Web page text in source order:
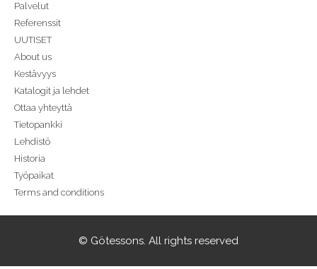
Palvelut
Referenssit
UUTISET
About us
Kestävyys
Katalogit ja lehdet
Ottaa yhteyttä
Tietopankki
Lehdistö
Historia
Työpaikat
Terms and conditions
© Götessons. All rights reserved